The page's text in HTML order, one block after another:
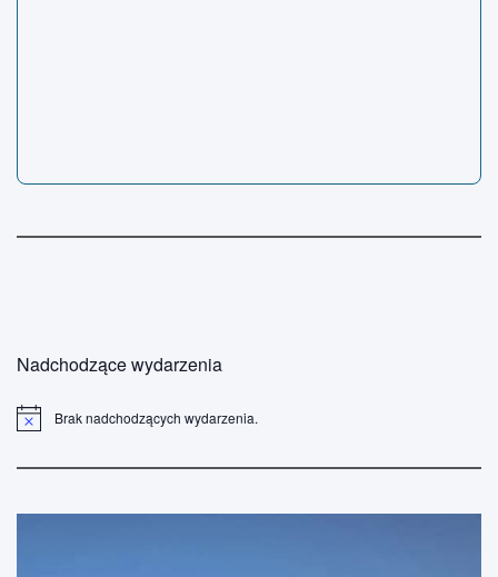
Nadchodzące wydarzenia
d
Brak nadchodzących wydarzenia.